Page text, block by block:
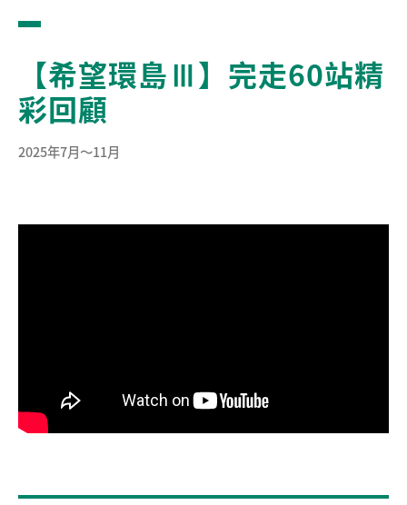
【希望環島Ⅲ】完走60站精
彩回顧
2025年7月～11月